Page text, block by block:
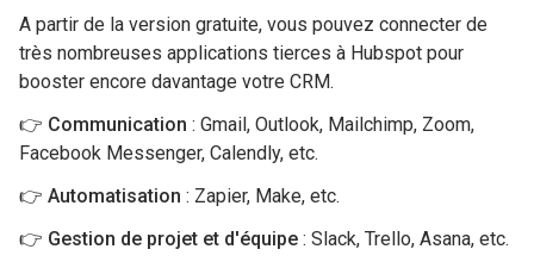
A partir de la version gratuite, vous pouvez connecter de
très nombreuses applications tierces à Hubspot pour
booster encore davantage votre CRM.
👉 Communication : Gmail, Outlook, Mailchimp, Zoom,
Facebook Messenger, Calendly, etc.
👉 Automatisation : Zapier, Make, etc.
👉 Gestion de projet et d'équipe : Slack, Trello, Asana, etc.